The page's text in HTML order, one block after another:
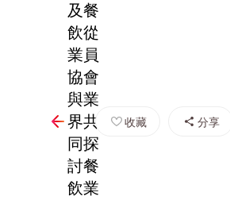
及餐
飲從
業員
協會
與業
界共
同探
討餐
飲業
收藏 分享